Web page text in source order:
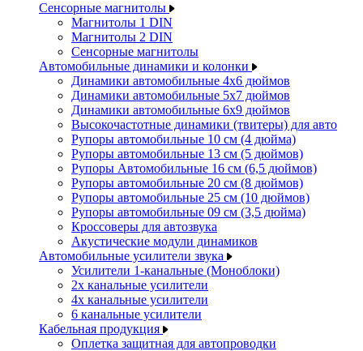
Сенсорные магнитолы
Магнитолы 1 DIN
Магнитолы 2 DIN
Сенсорные магнитолы
Автомобильные динамики и колонки
Динамики автомобильные 4x6 дюймов
Динамики автомобильные 5x7 дюймов
Динамики автомобильные 6x9 дюймов
Высокочастотные динамики (твитеры) для авто
Рупоры автомобильные 10 см (4 дюйма)
Рупоры автомобильные 13 см (5 дюймов)
Рупоры Автомобильные 16 см (6,5 дюймов)
Рупоры автомобильные 20 см (8 дюймов)
Рупоры автомобильные 25 см (10 дюймов)
Рупоры автомобильные 09 см (3,5 дюйма)
Кроссоверы для автозвука
Акустические модули динамиков
Автомобильные усилители звука
Усилители 1-канальные (Моноблоки)
2х канальные усилители
4х канальные усилители
6 канальные усилители
Кабельная продукция
Оплетка защитная для автопроводки